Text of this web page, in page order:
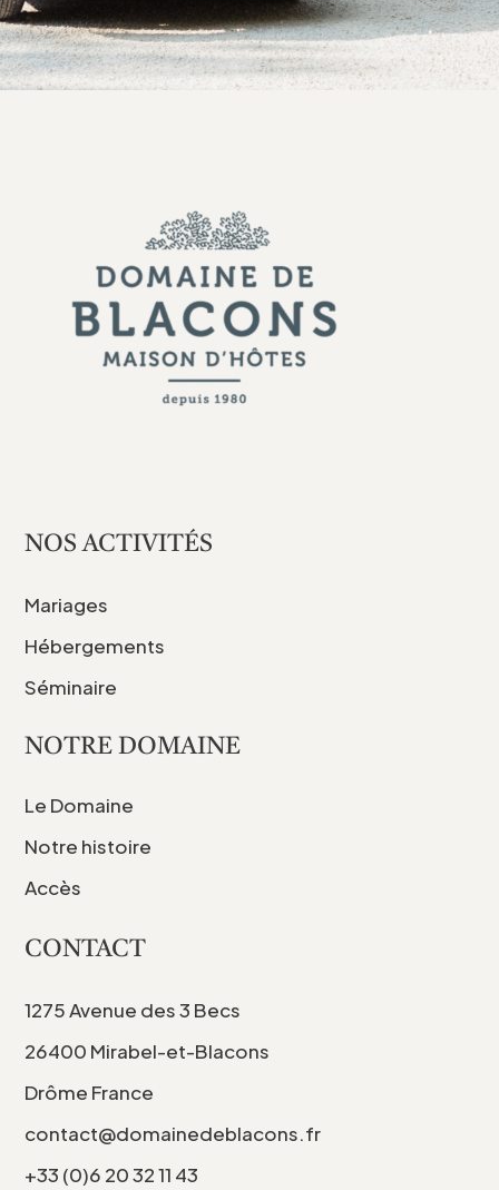
NOS ACTIVITÉS
Mariages
Hébergements
Séminaire
NOTRE DOMAINE
Le Domaine
Notre histoire
Accès
CONTACT
1275 Avenue des 3 Becs
26400 Mirabel-et-Blacons
Drôme France
contact@domainedeblacons.fr
+33 (0)6 20 32 11 43